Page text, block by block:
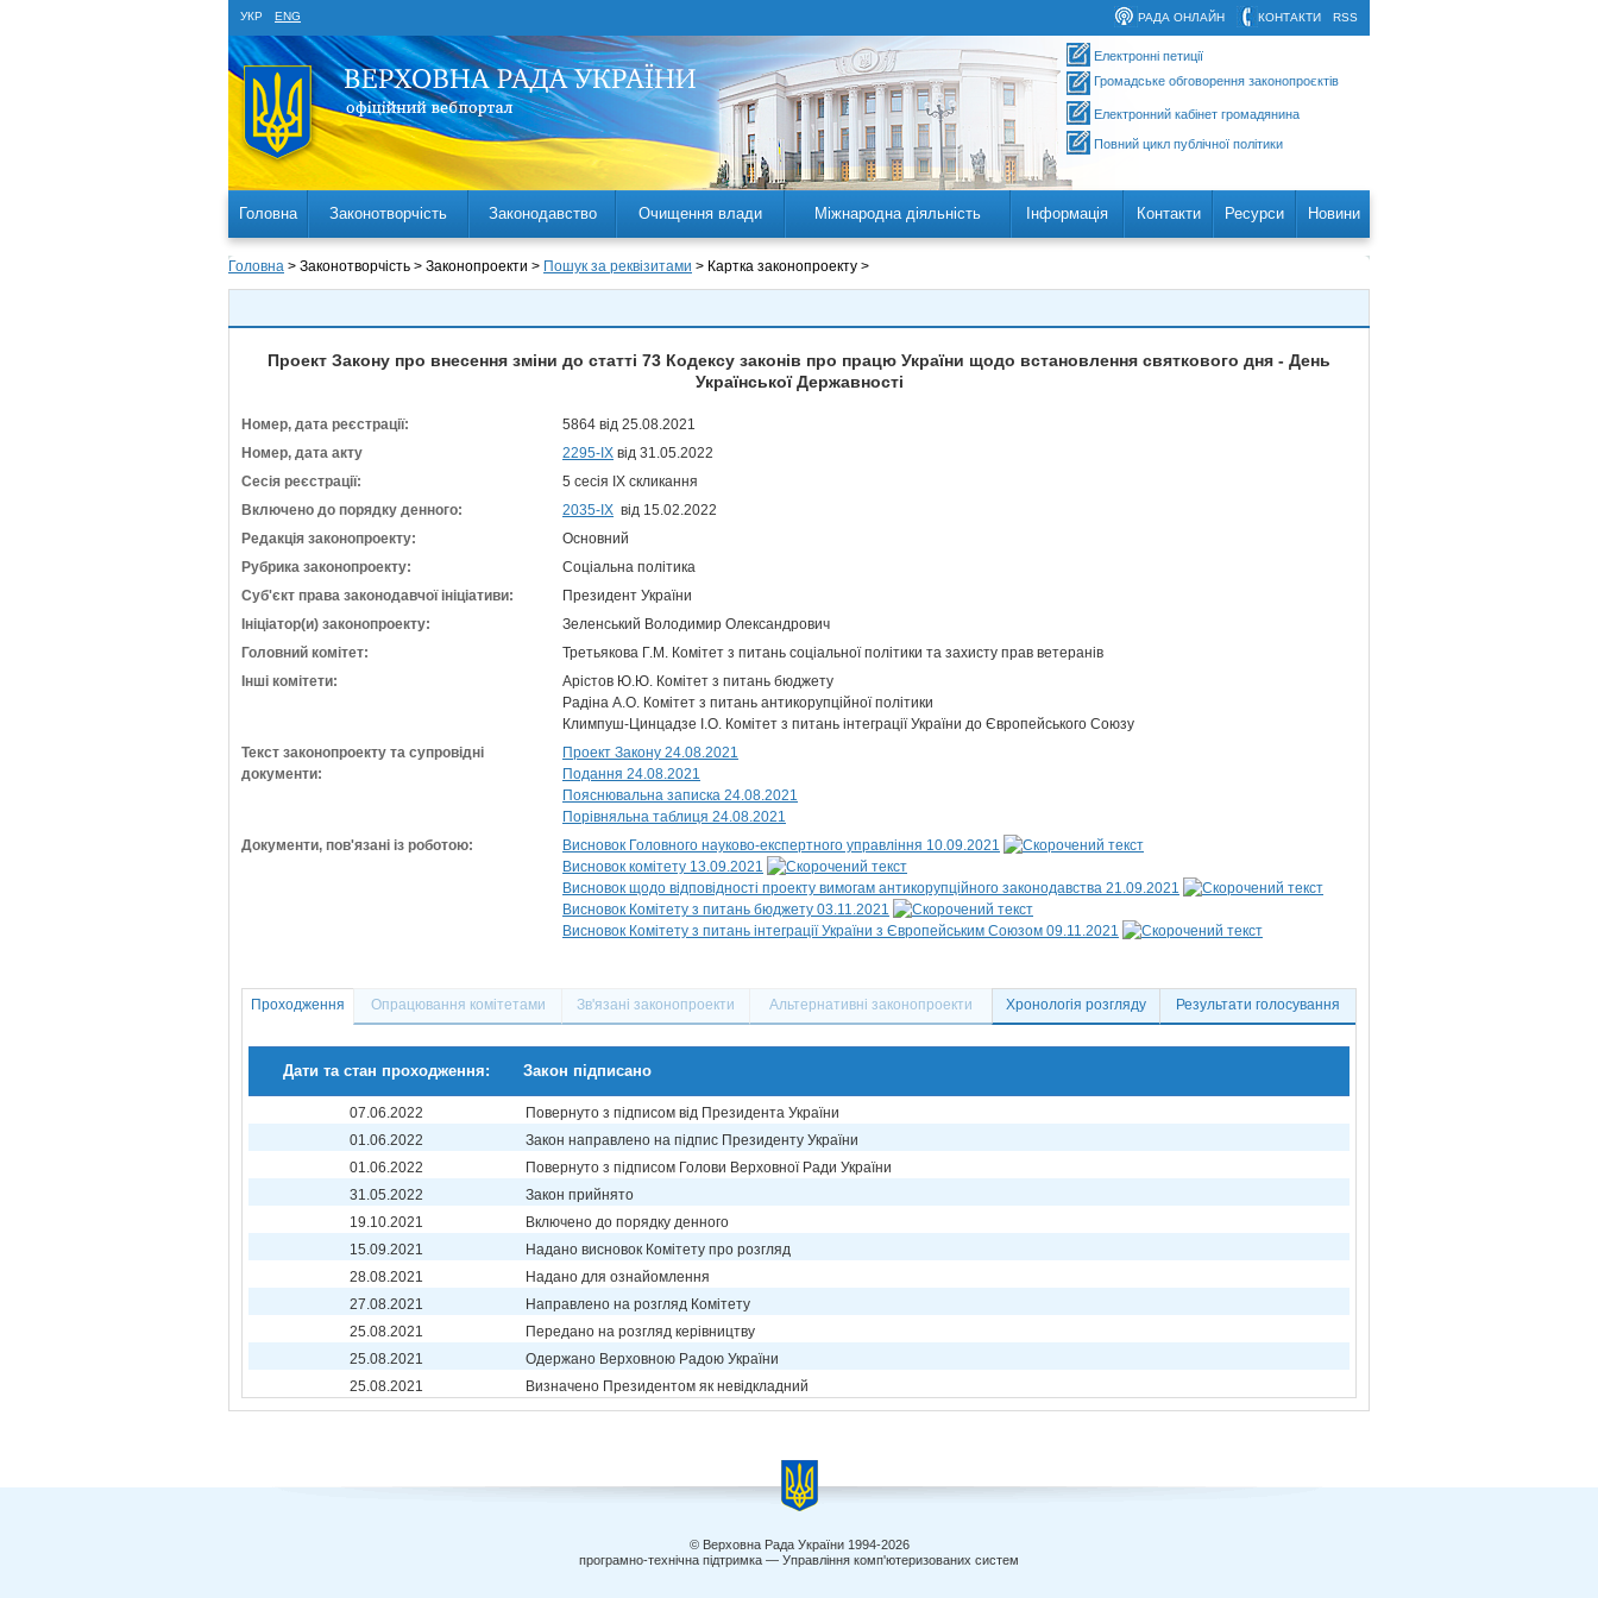
УКР ENG RSS
КОНТАКТИ
РАДА ОНЛАЙН
Електронні петиції
Громадське обговорення законопроєктів
Електронний кабінет громадянина
Повний цикл публічної політики
Головна Законотворчість Законодавство Очищення влади Міжнародна діяльність Інформація Контакти Ресурси Новини
Головна > Законотворчість > Законопроекти > Пошук за реквізитами > Картка законопроекту >
Проект Закону про внесення зміни до статті 73 Кодексу законів про працю України щодо встановлення святкового дня - День
Української Державності
Номер, дата реєстрації:
5864 від 25.08.2021
Номер, дата акту
2295-IX від 31.05.2022
Сесія реєстрації:
5 сесія IX скликання
Включено до порядку денного:
2035-ІХ від 15.02.2022
Редакція законопроекту:
Основний
Рубрика законопроекту:
Соціальна політика
Суб'єкт права законодавчої ініціативи:
Президент України
Ініціатор(и) законопроекту:
Зеленський Володимир Олександрович
Головний комітет:
Третьякова Г.М. Комітет з питань соціальної політики та захисту прав ветеранів
Інші комітети:
Арістов Ю.Ю. Комітет з питань бюджету
Радіна А.О. Комітет з питань антикорупційної політики
Климпуш-Цинцадзе І.О. Комітет з питань інтеграції України до Європейського Союзу
Текст законопроекту та супровідні
документи:
Проект Закону 24.08.2021
Подання 24.08.2021
Пояснювальна записка 24.08.2021
Порівняльна таблиця 24.08.2021
Документи, пов'язані із роботою:
Висновок Головного науково-експертного управління 10.09.2021
Висновок комітету 13.09.2021
Висновок щодо відповідності проекту вимогам антикорупційного законодавства 21.09.2021
Висновок Комітету з питань бюджету 03.11.2021
Висновок Комітету з питань інтеграції України з Європейським Союзом 09.11.2021
Проходження Опрацювання комітетами Зв'язані законопроекти Альтернативні законопроекти Хронологія розгляду Результати голосування
Дати та стан проходження: Закон підписано
07.06.2022
Повернуто з підписом від Президента України
01.06.2022
Закон направлено на підпис Президенту України
01.06.2022
Повернуто з підписом Голови Верховної Ради України
31.05.2022
Закон прийнято
19.10.2021
Включено до порядку денного
15.09.2021
Надано висновок Комітету про розгляд
28.08.2021
Надано для ознайомлення
27.08.2021
Направлено на розгляд Комітету
25.08.2021
Передано на розгляд керівництву
25.08.2021
Одержано Верховною Радою України
25.08.2021
Визначено Президентом як невідкладний
© Верховна Рада України 1994-2026
програмно-технічна підтримка — Управління комп'ютеризованих систем